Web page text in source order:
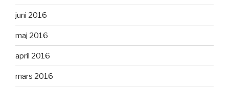
juni 2016
maj 2016
april 2016
mars 2016